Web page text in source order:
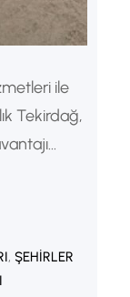
ile
Tekirdağ,
Çorlu
bölgede
artar.
, ŞEHIRLER